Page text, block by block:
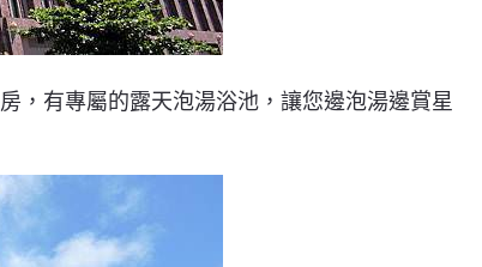
，有專屬的露天泡湯浴池，讓您邊泡湯邊賞星